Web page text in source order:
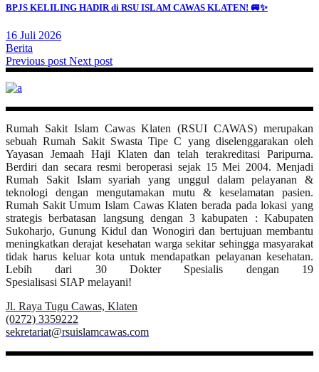
BPJS KELILING HADIR di RSU ISLAM CAWAS KLATEN! 🚐✨
16 Juli 2026
Berita
Previous post Next post
Rumah Sakit Islam Cawas Klaten (RSUI CAWAS) merupakan
sebuah Rumah Sakit Swasta Tipe C yang diselenggarakan oleh
Yayasan Jemaah Haji Klaten dan telah terakreditasi Paripurna.
Berdiri dan secara resmi beroperasi sejak 15 Mei 2004. Menjadi
Rumah Sakit Islam syariah yang unggul dalam pelayanan &
teknologi dengan mengutamakan mutu & keselamatan pasien.
Rumah Sakit Umum Islam Cawas Klaten berada pada lokasi yang
strategis berbatasan langsung dengan 3 kabupaten : Kabupaten
Sukoharjo, Gunung Kidul dan Wonogiri dan bertujuan membantu
meningkatkan derajat kesehatan warga sekitar sehingga masyarakat
tidak harus keluar kota untuk mendapatkan pelayanan kesehatan.
Lebih dari 30 Dokter Spesialis dengan 19
Spesialisasi SIAP melayani!
Jl. Raya Tugu Cawas, Klaten
(0272) 3359222
sekretariat@rsuislamcawas.com